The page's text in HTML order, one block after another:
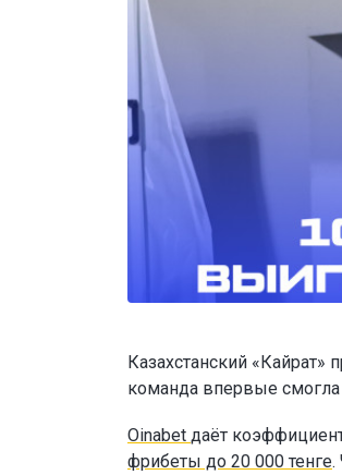
Казахстанский
команда впервые смогла
Oinabet даёт
фрибеты до 20 000 тенге.